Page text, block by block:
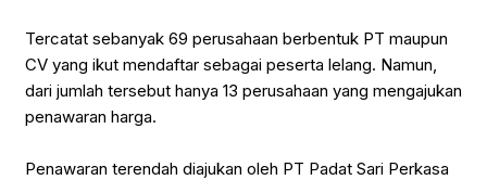
‎Tercatat sebanyak 69 perusahaan berbentuk PT maupun
CV yang ikut mendaftar sebagai peserta lelang. Namun,
dari jumlah tersebut hanya 13 perusahaan yang mengajukan
penawaran harga.
‎Penawaran terendah diajukan oleh PT Padat Sari Perkasa